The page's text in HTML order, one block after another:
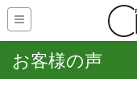
お客様の声